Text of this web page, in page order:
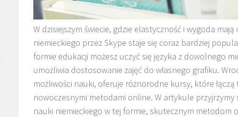
W dzisiejszym świecie, gdzie elastyczność i wygoda
niemieckiego przez Skype staje się coraz bardziej
formie edukacji możesz uczyć się języka z dowolnego
umożliwia dostosowanie zajęć do własnego grafiku.
możliwości nauki, oferuje różnorodne kursy, które łączą
nowoczesnymi metodami online. W artykule przyjrzymy
nauki niemieckiego w tej formie, skutecznym metodom